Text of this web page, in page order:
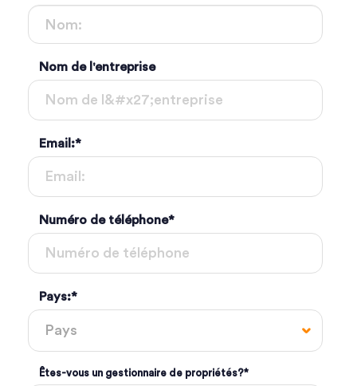
Nom de l'entreprise
Email:*
Numéro de téléphone*
Pays:*
Êtes-vous un gestionnaire de propriétés?*